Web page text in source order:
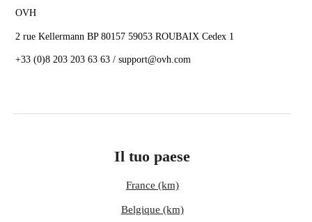
OVH
2 rue Kellermann BP 80157 59053 ROUBAIX Cedex 1
+33 (0)8 203 203 63 63 / support@ovh.com
Il tuo paese
France (km)
Belgique (km)